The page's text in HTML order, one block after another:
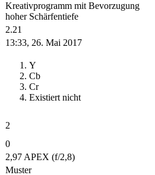
Kreativprogramm mit Bevorzugung
hoher Schärfentiefe
2.21
13:33, 26. Mai 2017
Y
Cb
Cr
Existiert nicht
2
0
2,97 APEX (f/2,8)
Muster